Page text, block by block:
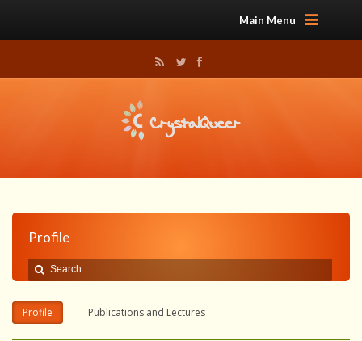
Main Menu
Profile
Profile Publications and Lectures